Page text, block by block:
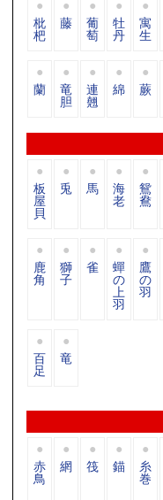
枇
杷
藤 葡
萄
牡
丹
寓
生
蘭 竜
胆
連
翹
綿 蕨
板
屋
貝
兎 馬 海
老
鴛
鴦
鹿
角
獅
子
雀 蟬
の
上
羽
鷹
の
羽
百
足
竜
赤
鳥
網 筏 錨 糸
巻